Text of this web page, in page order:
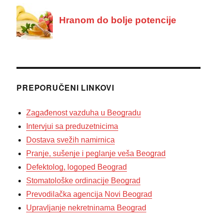
PREPORUČENI LINKOVI
Zagađenost vazduha u Beogradu
Intervjui sa preduzetnicima
Dostava svežih namirnica
Pranje, sušenje i peglanje veša Beograd
Defektolog, logoped Beograd
Stomatološke ordinacije Beograd
Prevodilačka agencija Novi Beograd
Upravljanje nekretninama Beograd